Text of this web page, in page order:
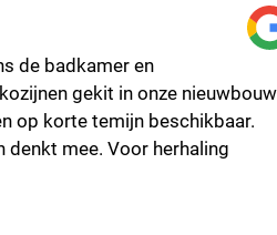
de badkamer en
gekit in onze
op korte temijn beschikbaar.
denkt mee. Voor herhaling